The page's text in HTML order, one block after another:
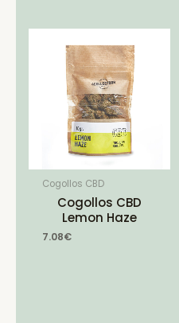
Cogollos CBD
Cogollos CBD
Lemon Haze
7.08€